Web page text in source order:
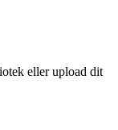
eller upload dit